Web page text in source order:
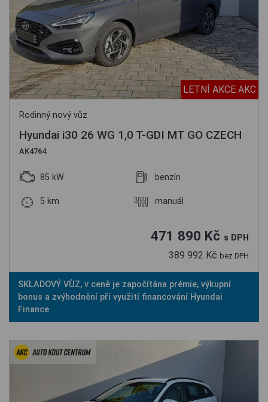
LETNÍ AKCE AKC
Rodinný nový vůz
Hyundai i30 26 WG 1,0 T-GDI MT GO CZECH
AK4764
85 kW benzín
5 km manuál
471 890 Kč s DPH
389 992 Kč bez DPH
SKLADOVÝ VŮZ, v ceně je započítána prémie, výkupní
bonus a zvýhodnění při využití financování Hyundai
Finance